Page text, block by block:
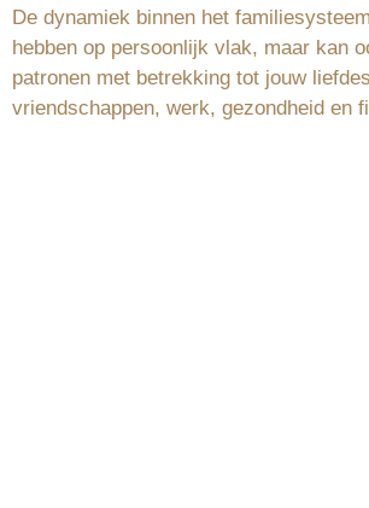
De dynamiek binnen het
hebben op persoonlijk vlak, maar kan
patronen met betrekking tot jouw
vriendschappen, werk, gezondheid en